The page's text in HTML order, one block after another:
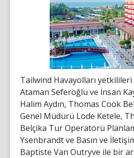
Tailwind Havayolları yetkilileri
Ataman Seferoğlu ve İnsan
Halim Aydın, Thomas Cook
Genel Müdürü Lode Ketele,
Belçika Tur Operatörü
Ysenbrandt ve Basın ve
Baptiste Van Outryve ile bir